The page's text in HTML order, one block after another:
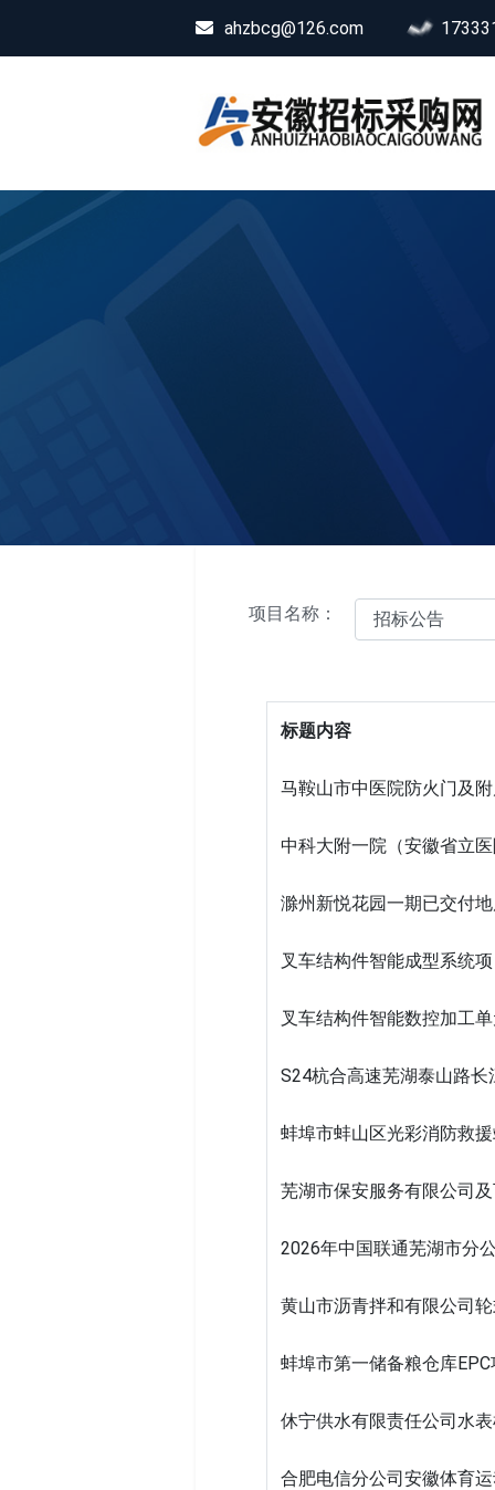
ahzbcg@126.com
项目名称：
标题内容
马鞍山市中医院防火门及
中科大附一院（安徽省立
滁州新悦花园一期已交付
叉车结构件智能成型系统
叉车结构件智能数控加工
S24杭合高速芜湖泰山路
蚌埠市蚌山区光彩消防救
芜湖市保安服务有限公司
2026年中国联通芜湖市分
黄山市沥青拌和有限公司
蚌埠市第一储备粮仓库
休宁供水有限责任公司水
合肥电信分公司安徽体育